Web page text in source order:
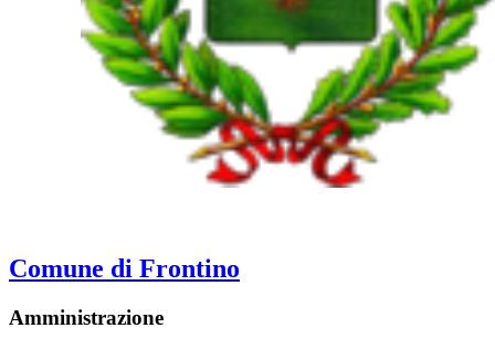
Comune di Frontino
Amministrazione